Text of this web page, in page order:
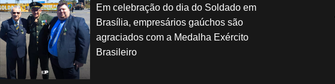
Em celebração do dia do Soldado em
Brasília, empresários gaúchos são
agraciados com a Medalha Exército
Brasileiro